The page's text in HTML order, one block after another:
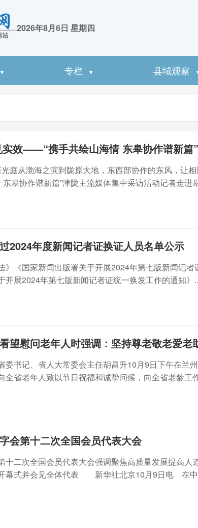
2026年8月6日 星期四
▼ 专栏 ▼ 县域观察
效——“携手共绘山海情 东皋协作谱新篇
庭从渤海之滨到陇原大地，东西部协作的东风，让
东皋协作谱新篇”津陇主流媒体集中采访活动记者走进
2024年度新闻记者证换证人员名单公示
》《国家新闻出版署关于开展2024年第七版新闻记
开展2024年第七版新闻记者证统一换发工作的通知》
望慰问老年人时强调：坚持尊老敬老爱
委书记、省人大常委会主任胡昌升10月9日下午在兰
全省老年人致以节日祝福和诚挚问候，向全省老龄工
会第十二次全国会员代表大会
十二次全国会员代表大会强调聚焦高质量发展提高
幕式并会见全体代表 新华社北京10月9日电 在中